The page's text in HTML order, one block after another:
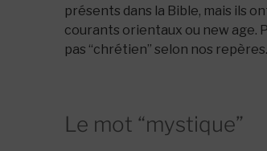
présents dans la Bible, mais ils
courants orientaux ou new age.
pas “chrétien” selon nos repères.
Le mot “mystique”